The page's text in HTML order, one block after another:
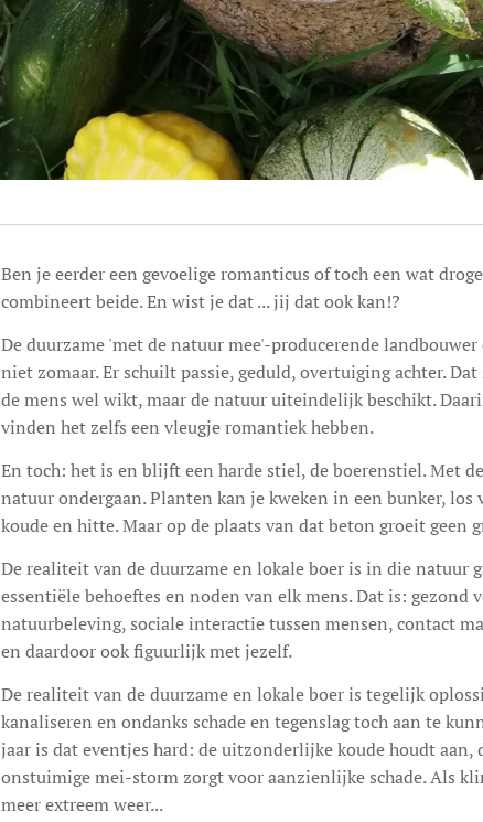
Ben je eerder een gevoelige romanticus of toch een wat
combineert beide. En wist je dat ... jij dat ook kan!?
De duurzame 'met de natuur mee'-producerende
niet zomaar. Er schuilt passie, geduld, overtuiging achter.
de mens wel wikt, maar de natuur uiteindelijk beschikt.
vinden het zelfs een vleugje romantiek hebben.
En toch: het is en blijft een harde stiel, de boerenstiel. Met
natuur ondergaan. Planten kan je kweken in een bunker,
koude en hitte. Maar op de plaats van dat beton groeit geen
De realiteit van de duurzame en lokale boer is in die natuur
essentiële behoeftes en noden van elk mens. Dat is:
natuurbeleving, sociale interactie tussen mensen, contact
en daardoor ook figuurlijk met jezelf.
De realiteit van de duurzame en lokale boer is tegelijk
kanaliseren en ondanks schade en tegenslag toch aan te
jaar is dat eventjes hard: de uitzonderlijke koude houdt aan,
onstuimige mei-storm zorgt voor aanzienlijke schade. Als
meer extreem weer...